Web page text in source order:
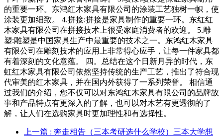
的重要一环。东鸿红木家具有限公司的涂装工艺独树一帜，使
涂装更加细致。 4.拼接:拼接是家具制作的重要一环。东红红
木家具有限公司在拼接技术上很受家庭消费者的欢迎。 5.雕
塑:雕塑是中国家具生产中最重要的技术之一。东鸿红木家具
有限公司在雕刻技术的应用上非常得心应手，让每一件家具都
有着深刻的文化意蕴。 四。总结在这个日新月异的时代，东
虹红木家具有限公司依然坚持传统的生产工艺，推出了符合现
代审美的红木家具，并在国内外获得了一系列荣誉。 相信通
过我们的介绍，您不仅可以对东鸿红木家具有限公司的品牌故
事和产品特点有更深入的了解，也可以对木艺有更透彻的了
解，让人们在选购家具时更加理性和有选择性。
上一篇 : 奔走相告（三本考研选什么学校）三本大学想